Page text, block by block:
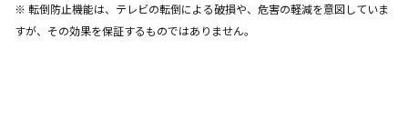
※ 転倒防止機能は、テレビの転倒による破損や、危害の軽減を意図していま
すが、その効果を保証するものではありません。